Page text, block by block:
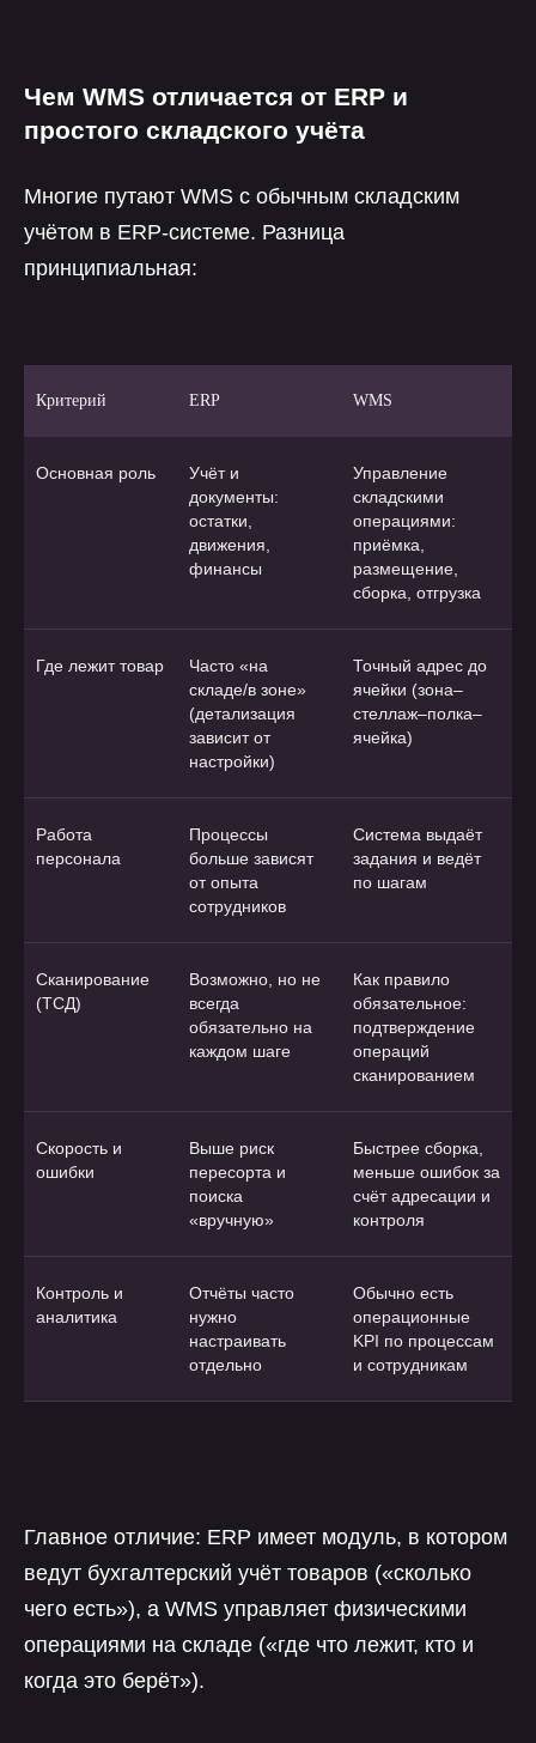
Чем WMS отличается от ERP и
простого складского учёта
Многие путают WMS с обычным складским
учётом в ERP-системе. Разница
принципиальная:
Критерий ERP WMS
Основная роль
Учёт и
документы:
остатки,
движения,
финансы
Управление
складскими
операциями:
приёмка,
размещение,
сборка, отгрузка
Где лежит товар
Часто «на
складе/в зоне»
(детализация
зависит от
настройки)
Точный адрес до
ячейки (зона–
стеллаж–полка–
ячейка)
Работа
персонала
Процессы
больше зависят
от опыта
сотрудников
Система выдаёт
задания и ведёт
по шагам
Сканирование
(ТСД)
Возможно, но не
всегда
обязательно на
каждом шаге
Как правило
обязательное:
подтверждение
операций
сканированием
Скорость и
ошибки
Выше риск
пересорта и
поиска
«вручную»
Быстрее сборка,
меньше ошибок за
счёт адресации и
контроля
Контроль и
аналитика
Отчёты часто
нужно
настраивать
отдельно
Обычно есть
операционные
KPI по процессам
и сотрудникам
Главное отличие: ERP имеет модуль, в котором
ведут бухгалтерский учёт товаров («сколько
чего есть»), а WMS управляет физическими
операциями на складе («где что лежит, кто и
когда это берёт»).